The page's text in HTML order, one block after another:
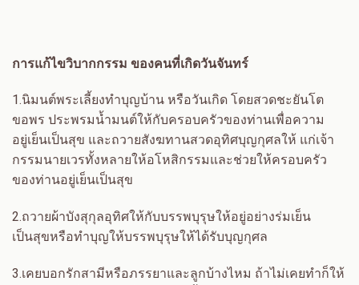
การแก้ไขวิบากกรรม ของคนที่เกิดวันจันทร์
1.นิมนต์พระเลี้ยงทำบุญบ้าน หรือวันเกิด โดยสวดชะยันโต
ขอพร ประพรมน้ำมนต์ให้กับครอบครัวของท่านเพื่อความ
อยู่เย็นเป็นสุข และถวายสังฆทานสวดอุทิศบุญกุศลให้ แก่เจ้า
กรรมนายเวรทั้งหลายให้อโหสิกรรมและช่วยให้ครอบครัว
ของท่านอยู่เย็นเป็นสุข
2.ถวายผ้าบังสุกุลอุทิศให้กับบรรพบุรุษให้อยู่อย่างร่มเย็น
เป็นสุขหรือทำบุญให้บรรพบุรุษให้ได้รับบุญกุศล
3.เคยบอกรักสามีหรือภรรยาและลูกบ้างไหม ถ้าไม่เคยทำก็ให้